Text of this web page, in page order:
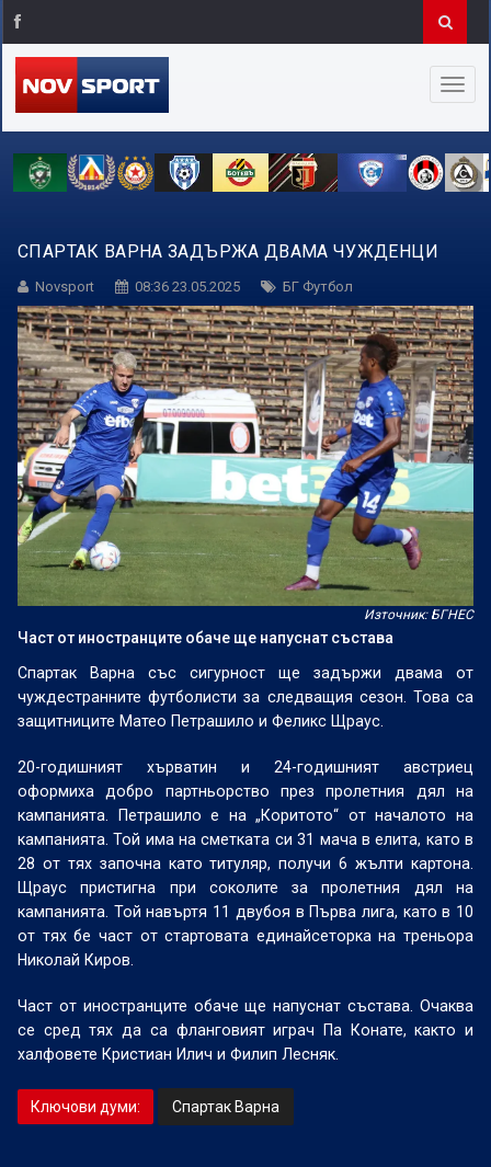
СПАРТАК ВАРНА ЗАДЪРЖА ДВАМА ЧУЖДЕНЦИ
Novsport 08:36 23.05.2025 БГ Футбол
Източник: БГНЕС
Част от иностранците обаче ще напуснат състава
Спартак Варна със сигурност ще задържи двама от
чуждестранните футболисти за следващия сезон. Това са
защитниците Матео Петрашило и Феликс Щраус.
20-годишният хърватин и 24-годишният австриец
оформиха добро партньорство през пролетния дял на
кампанията. Петрашило е на „Коритото“ от началото на
кампанията. Той има на сметката си 31 мача в елита, като в
28 от тях започна като титуляр, получи 6 жълти картона.
Щраус пристигна при соколите за пролетния дял на
кампанията. Той навъртя 11 двубоя в Първа лига, като в 10
от тях бе част от стартовата единайсеторка на треньора
Николай Киров.
Част от иностранците обаче ще напуснат състава. Очаква
се сред тях да са фланговият играч Па Конате, както и
халфовете Кристиан Илич и Филип Лесняк.
Ключови думи: Спартак Варна